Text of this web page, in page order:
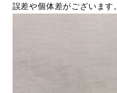
誤差や個体差がございます。